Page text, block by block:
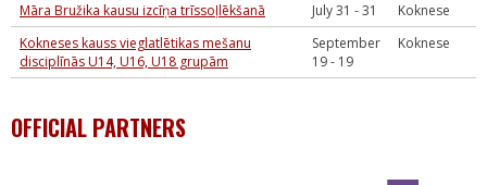
Māra Bružika kausu izcīņa trīssoļlēkšanā July 31 - 31
Koknese
Kokneses kauss vieglatlētikas mešanu
disciplīnās U14, U16, U18 grupām
September
19 - 19
Koknese
OFFICIAL PARTNERS